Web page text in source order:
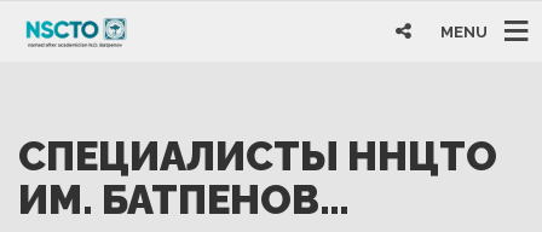
MENU
СПЕЦИАЛИСТЫ ННЦТО
ИМ. БАТПЕНОВ…